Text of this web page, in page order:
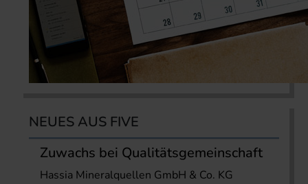
NEUES AUS FIVE
Zuwachs bei Qualitätsgemeinschaft
Hassia Mineralquellen GmbH & Co. KG